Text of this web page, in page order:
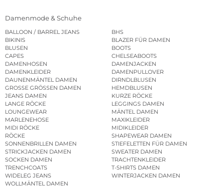
Damenmode & Schuhe
BALLOON / BARREL JEANS
BHS
BIKINIS
BLAZER FÜR DAMEN
BLUSEN
BOOTS
CAPES
CHELSEABOOTS
DAMENHOSEN
DAMENJACKEN
DAMENKLEIDER
DAMENPULLOVER
DAUNENMÄNTEL DAMEN
DIRNDLBLUSEN
GROSSE GRÖSSEN DAMEN
HEMDBLUSEN
JEANS DAMEN
KURZE RÖCKE
LANGE RÖCKE
LEGGINGS DAMEN
LOUNGEWEAR
MÄNTEL DAMEN
MARLENEHOSE
MAXIKLEIDER
MIDI RÖCKE
MIDIKLEIDER
RÖCKE
SHAPEWEAR DAMEN
SONNENBRILLEN DAMEN
STIEFELETTEN FÜR DAMEN
STRICKJACKEN DAMEN
SWEATER DAMEN
SOCKEN DAMEN
TRACHTENKLEIDER
TRENCHCOATS
T-SHIRTS DAMEN
WIDELEG JEANS
WINTERJACKEN DAMEN
WOLLMÄNTEL DAMEN